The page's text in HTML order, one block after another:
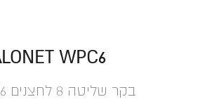
WPC6
בקר שליטה 8 לחצנים WPC6...